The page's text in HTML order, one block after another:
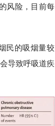
风险，目前每
民的吸烟量较
导致呼吸道疾